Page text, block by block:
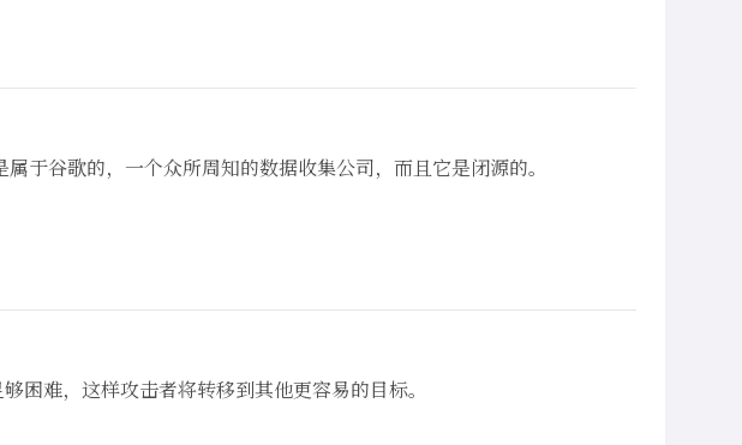
于谷歌的，一个众所周知的数据收集公司，而且它是闭源的。
难，这样攻击者将转移到其他更容易的目标。